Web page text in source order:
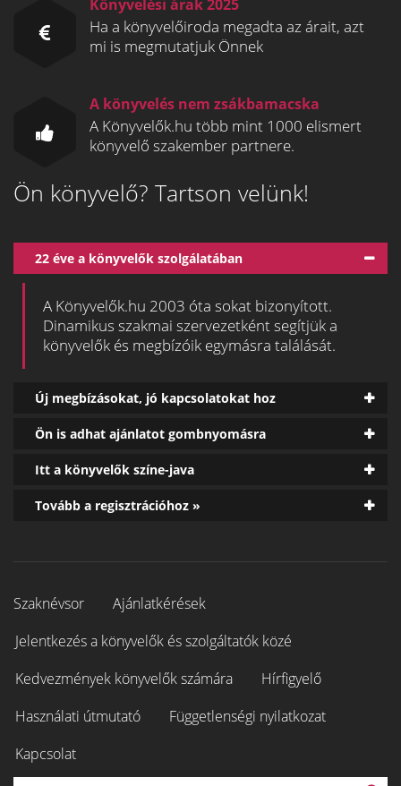
Könyvelési árak 2025
Ha a könyvelőiroda megadta az árait, azt
mi is megmutatjuk Önnek
A könyvelés nem zsákbamacska
A Könyvelők.hu több mint 1000 elismert
könyvelő szakember partnere.
Ön könyvelő? Tartson velünk!
22 éve a könyvelők szolgálatában
A Könyvelők.hu 2003 óta sokat bizonyított.
Dinamikus szakmai szervezetként segítjük a
könyvelők és megbízóik egymásra találását.
Új megbízásokat, jó kapcsolatokat hoz
Ön is adhat ajánlatot gombnyomásra
Itt a könyvelők színe-java
Tovább a regisztrációhoz »
Szaknévsor
Ajánlatkérések
Jelentkezés a könyvelők és szolgáltatók közé
Kedvezmények könyvelők számára
Hírfigyelő
Használati útmutató
Függetlenségi nyilatkozat
Kapcsolat